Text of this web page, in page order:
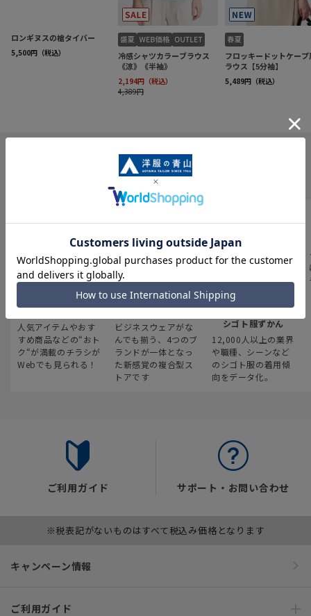
INFORMATION
最新のお買い得情報
人気アイテムやおす
すめ商品などの“おト
ク“が満載のチラシが
Webでも見られる！
スーツスクエア
ビジネスウェアがな
んでも揃う、4つのブ
ランドが一体となっ
た新感覚の複合型ス
トアです
みんなの
シゴト服ずかん
12,000人以上の業界
や職種、シーンなど
のシゴト服の着用傾
向をデータ化。
ご利用ガイド サポート・お問い合わせ
※税表記がないものはすべて税込み価格となります
キャンペーン情報
ご利用ガイド